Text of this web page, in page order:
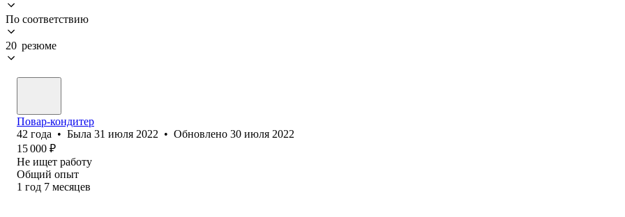
По соответствию
20 резюме
Повар-кондитер
42 года • Была 31 июля 2022 • Обновлено 30 июля 2022
15 000 ₽
Не ищет работу
Общий опыт
1 год 7 месяцев